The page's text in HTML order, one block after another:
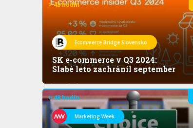
> 48 hodín
Ecommerce Bridge Slovensko
SK e-commerce v Q3 2024:
Slabé leto zachránil september
> 48 hodín
Marketing Week